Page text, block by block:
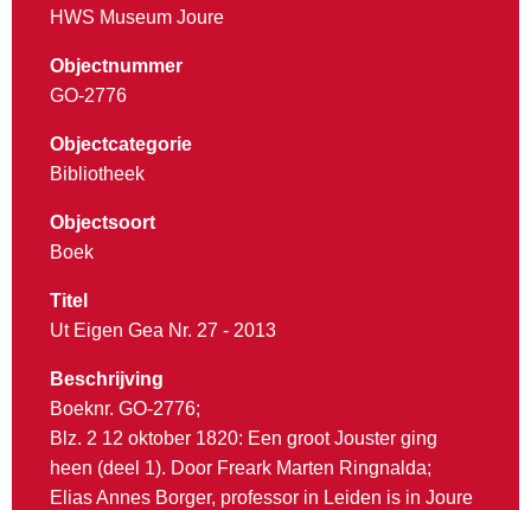
HWS Museum Joure
Objectnummer
GO-2776
Objectcategorie
Bibliotheek
Objectsoort
Boek
Titel
Ut Eigen Gea Nr. 27 - 2013
Beschrijving
Boeknr. GO-2776;
Blz. 2 12 oktober 1820: Een groot Jouster ging
heen (deel 1). Door Freark Marten Ringnalda;
Elias Annes Borger, professor in Leiden is in Joure